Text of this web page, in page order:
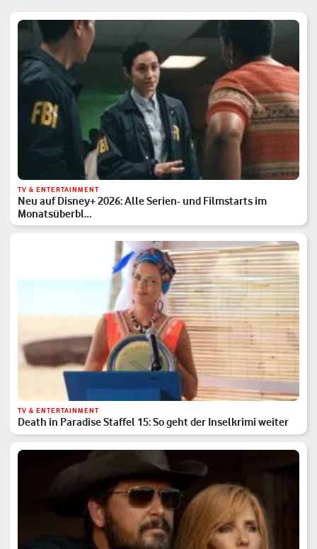
TV & ENTERTAINMENT
Neu auf Disney+ 2026: Alle Serien- und Filmstarts im
Monatsüberbl…
TV & ENTERTAINMENT
Death in Paradise Staffel 15: So geht der Inselkrimi weiter